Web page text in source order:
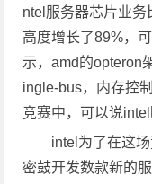
ntel服务器芯片业务
高度增长了89%，
示，amd的opteron
ingle-bus，内存控
竞赛中，可以说intel
intel为了在这
密鼓开发数款新的